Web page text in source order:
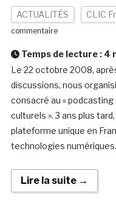
ACTUALITÉS CLIC
commentaire
Temps de lecture : 4
Le 22 octobre 2008,
discussions, nous
consacré au «
culturels ». 3 ans plus
plateforme unique en
technologies
Lire la suite →